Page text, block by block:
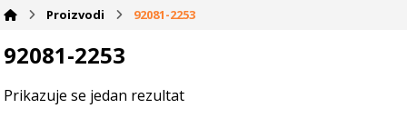
Proizvodi 92081-2253
92081-2253
Prikazuje se jedan rezultat